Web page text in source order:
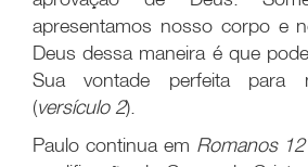
apresentamos nosso corpo e
Deus dessa maneira é que
Sua vontade perfeita para
(versículo 2).
Paulo continua em Romanos 12